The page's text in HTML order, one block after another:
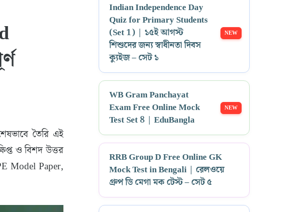
তৈরি এই
ও বিশদ উত্তর
Model Paper,
Indian Independence Day
Quiz for Primary Students
(Set 1) | ১৫ই আগস্ট
শিশুদের জন্য স্বাধীনতা দিবস
ক্যুইজ – সেট ১
WB Gram Panchayat
Exam Free Online Mock
Test Set 8 | EduBangla
RRB Group D Free Online GK
Mock Test in Bengali | রেলওয়ে
গ্রুপ ডি মেগা মক টেস্ট – সেট ৫